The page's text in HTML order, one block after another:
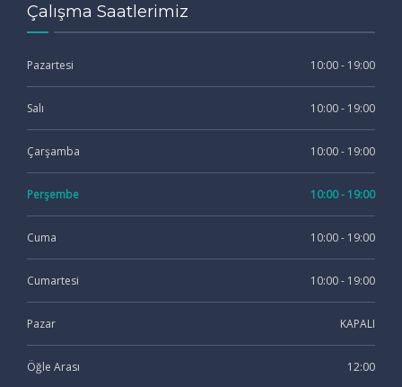
Çalışma Saatlerimiz
Pazartesi 10:00 - 19:00
Salı 10:00 - 19:00
Çarşamba 10:00 - 19:00
Perşembe 10:00 - 19:00
Cuma 10:00 - 19:00
Cumartesi 10:00 - 19:00
Pazar KAPALI
Öğle Arası 12:00